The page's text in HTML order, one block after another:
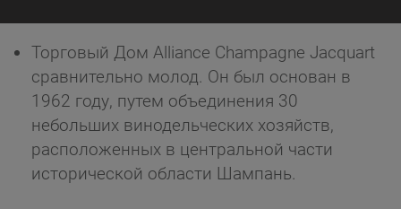
Торговый Дом Alliance Champagne Jacquart
сравнительно молод. Он был основан в
1962 году, путем объединения 30
небольших винодельческих хозяйств,
расположенных в центральной части
исторической области Шампань.